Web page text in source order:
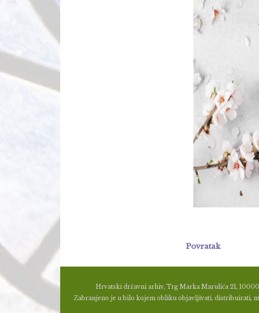
Povratak
Hrvatski državni arhiv, Trg Marka Marulića 21, 10000
Zabranjeno je u bilo kojem obliku objavljivati, distribuirati,